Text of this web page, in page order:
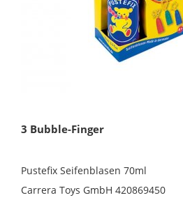
3 Bubble-Finger
Pustefix Seifenblasen 70ml
Carrera Toys GmbH 420869450